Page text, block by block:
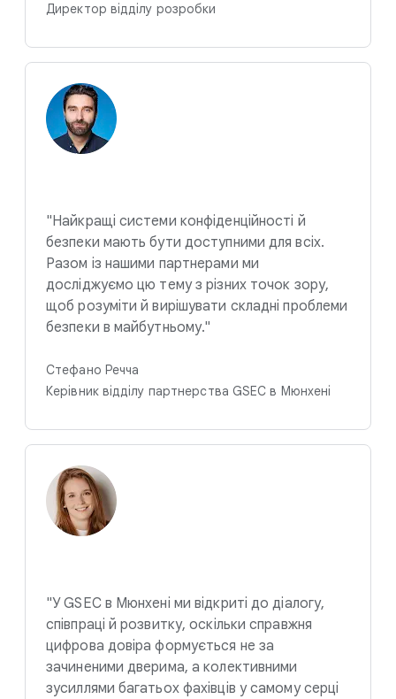
Директор відділу розробки
"Найкращі системи конфіденційності й
безпеки мають бути доступними для всіх.
Разом із нашими партнерами ми
досліджуємо цю тему з різних точок зору,
щоб розуміти й вирішувати складні проблеми
безпеки в майбутньому."
Стефано Речча
Керівник відділу партнерства GSEC в Мюнхені
"У GSEC в Мюнхені ми відкриті до діалогу,
співпраці й розвитку, оскільки справжня
цифрова довіра формується не за
зачиненими дверима, а колективними
зусиллями багатьох фахівців у самому серці